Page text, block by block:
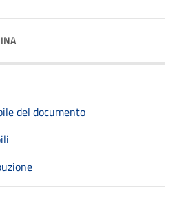
del documento